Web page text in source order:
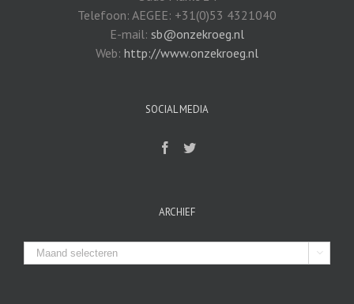
Telefoon: AEGEE: +31(0)53 4321040
E-mail: sb@onzekroeg.nl
Web: http://www.onzekroeg.nl
SOCIAL MEDIA
ARCHIEF
